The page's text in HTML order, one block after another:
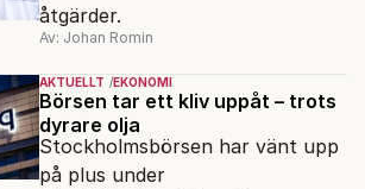
åtgärder.
Av: Johan Romin
AKTUELLT EKONOMI
Börsen tar ett kliv uppåt – trots
dyrare olja
Stockholmsbörsen har vänt upp
på plus under